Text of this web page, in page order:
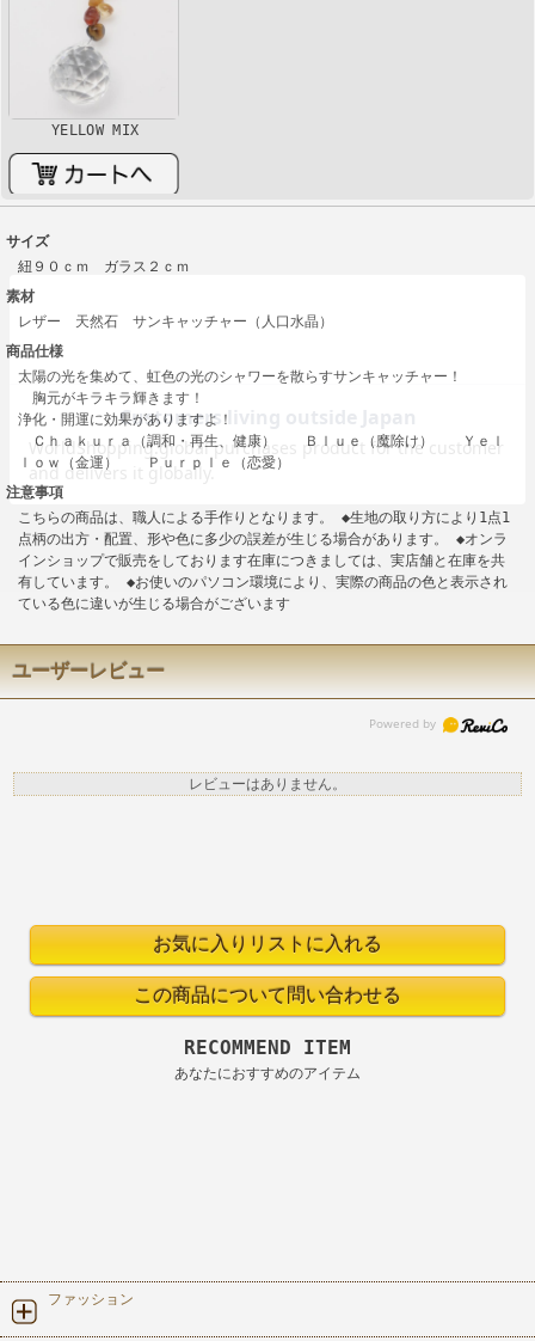
YELLOW MIX
サイズ
紐９０ｃｍ ガラス２ｃｍ
素材
レザー 天然石 サンキャッチャー（人口水晶）
商品仕様
太陽の光を集めて、虹色の光のシャワーを散らすサンキャッチャー！
胸元がキラキラ輝きます！
浄化・開運に効果がありますよ！
Ｃｈａｋｕｒａ（調和・再生、健康） Ｂｌｕｅ（魔除け） Ｙｅｌ
ｌｏｗ（金運） Ｐｕｒｐｌｅ（恋愛）
注意事項
こちらの商品は、職人による手作りとなります。 ◆生地の取り方により1点1
点柄の出方・配置、形や色に多少の誤差が生じる場合があります。 ◆オンラ
インショップで販売をしております在庫につきましては、実店舗と在庫を共
有しています。 ◆お使いのパソコン環境により、実際の商品の色と表示され
ている色に違いが生じる場合がございます
ユーザーレビュー
レビューはありません。
RECOMMEND ITEM
あなたにおすすめのアイテム
ファッション